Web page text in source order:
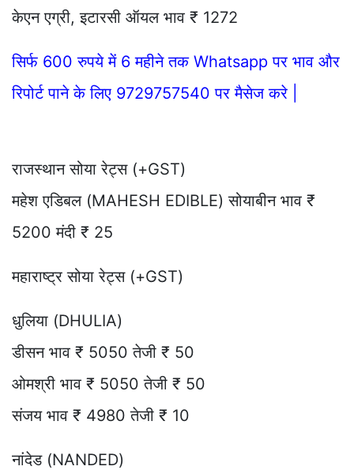
केएन एग्री, इटारसी ऑयल भाव ₹ 1272
सिर्फ 600 रुपये में 6 महीने तक Whatsapp पर भाव और
रिपोर्ट पाने के लिए 9729757540 पर मैसेज करे |
राजस्थान सोया रेट्स (+GST)
महेश एडिबल (MAHESH EDIBLE) सोयाबीन भाव ₹
5200 मंदी ₹ 25
महाराष्ट्र सोया रेट्स (+GST)
धुलिया (DHULIA)
डीसन भाव ₹ 5050 तेजी ₹ 50
ओमश्री भाव ₹ 5050 तेजी ₹ 50
संजय भाव ₹ 4980 तेजी ₹ 10
नांदेड (NANDED)